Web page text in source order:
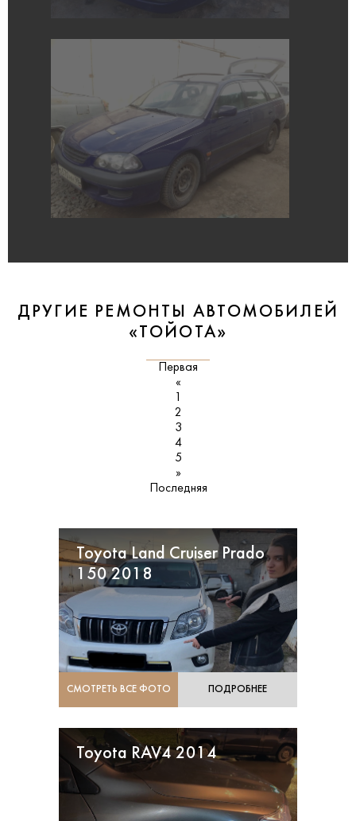
ДРУГИЕ РЕМОНТЫ АВТОМОБИЛЕЙ
«ТОЙОТА»
Первая
«
2
3
4
5
»
Последняя
Toyota Land Cruiser Prado
150 2018
СМОТРЕТЬ ВСЕ ФОТО ПОДРОБНЕЕ
Toyota RAV4 2014